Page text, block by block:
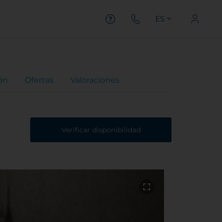
ES
Ofertas Valoraciones
Verificar disponibilidad